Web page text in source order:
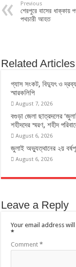
Previous
শেরপুরে বাসের ধাক্কায়
পথচারী আহত
Related Articles
গ্যাস সংকট, বিদ্যুৎ ও
স্মারকলিপি
August 7, 2026
বগুড়া জেলা ছাত্রদলের
শহীদদের স্মরণ, শহীদ
August 6, 2026
জুলাই অভ্যুত্থানের ২য়
August 6, 2026
Leave a Reply
Your email address
*
Comment*